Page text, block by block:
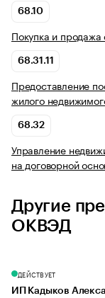
68.10
Покупка и
68.31.11
Предоставление
жилого
68.32
Управление
на договорной
Другие
ОКВЭД
ДЕЙСТВУЕТ
ИП Кадыков